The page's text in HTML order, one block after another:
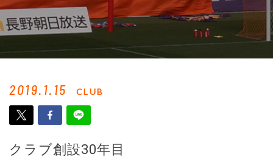
2019.1.15 CLUB
クラブ創設30年目